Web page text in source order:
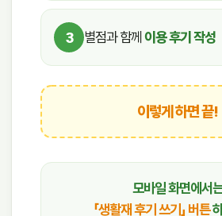
3 별점과 함께 이용 후기 작성
이렇게 하면 끝!
모바일 화면에서
「생활재 후기 쓰기」 버튼